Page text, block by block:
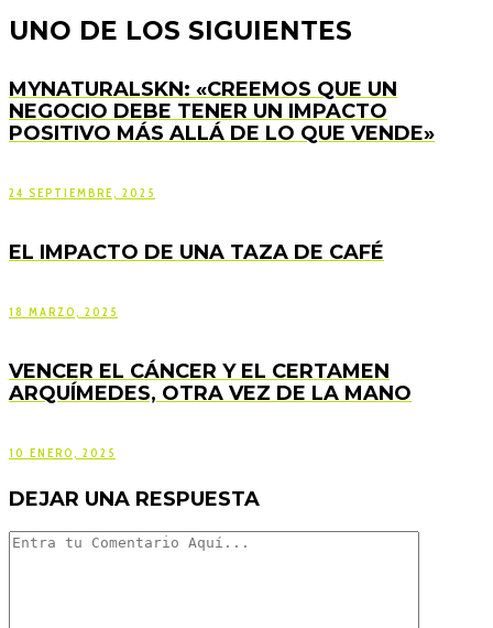
UNO DE LOS SIGUIENTES
MYNATURALSKN: «CREEMOS QUE UN
NEGOCIO DEBE TENER UN IMPACTO
POSITIVO MÁS ALLÁ DE LO QUE VENDE»
24 SEPTIEMBRE, 2025
EL IMPACTO DE UNA TAZA DE CAFÉ
18 MARZO, 2025
VENCER EL CÁNCER Y EL CERTAMEN
ARQUÍMEDES, OTRA VEZ DE LA MANO
10 ENERO, 2025
DEJAR UNA RESPUESTA